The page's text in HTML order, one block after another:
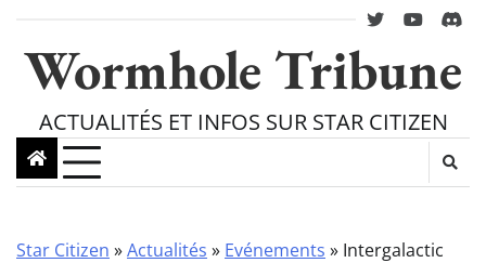
content
twitteryoutube
Wormhole Tribune
ACTUALITÉS ET INFOS SUR STAR CITIZEN
Star Citizen »Actualités » Evénements » Intergalactic